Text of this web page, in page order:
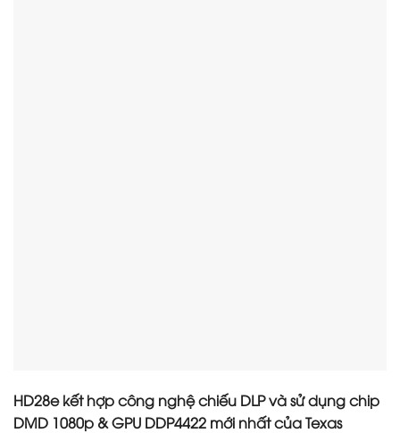
HD28e kết hợp công nghệ chiếu DLP và sử dụng chip
DMD 1080p & GPU DDP4422 mới nhất của Texas